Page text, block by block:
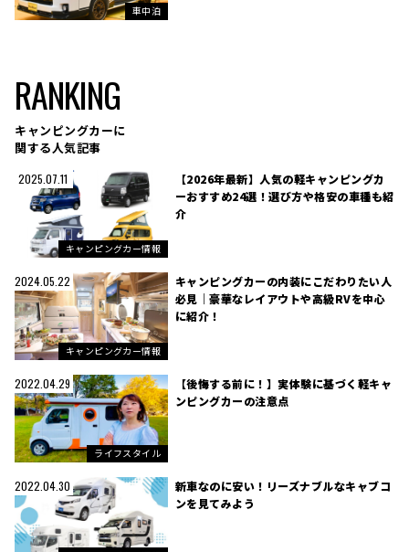
車中泊
RANKING
キャンピングカーに
関する人気記事
2025.07.11
キャンピングカー情報
【2026年最新】人気の軽キャンピングカ
ーおすすめ24選！選び方や格安の車種も紹
介
2024.05.22
キャンピングカー情報
キャンピングカーの内装にこだわりたい人
必見｜豪華なレイアウトや高級RVを中心
に紹介！
2022.04.29
ライフスタイル
【後悔する前に！】実体験に基づく軽キャ
ンピングカーの注意点
2022.04.30
新車なのに安い！リーズナブルなキャブコ
ンを見てみよう